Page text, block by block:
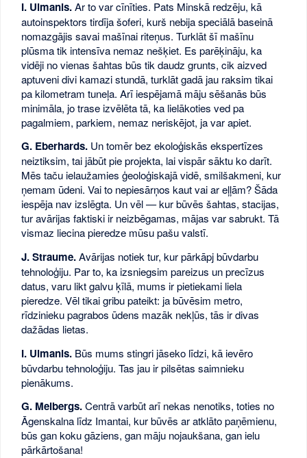
I. Ulmanis.Ar to var cīnīties. Pats Minskā redzēju, kā
autoinspektors tirdīja šoferi, kurš nebija speciālā baseinā
nomazgājis savai mašīnai riteņus. Turklāt šī mašīnu
plūsma tik intensīva nemaz nešķiet. Es parēķināju, ka
vidēji no vienas šahtas būs tik daudz grunts, cik aizved
aptuveni divi kamazi stundā, turklāt gadā jau raksim tikai
pa kilometram tuneļa. Arī iespējamā māju sēšanās būs
minimāla, jo trase izvēlēta tā, ka lielākoties ved pa
pagalmiem, parkiem, nemaz neriskējot, ja var apiet.
G. Eberhards. Un tomēr bez ekoloģiskās ekspertīzes
neiztiksim, tai jābūt pie projekta, lai vispār sāktu ko darīt.
Mēs taču ielaužamies ģeoloģiskajā vidē, smilšakmeni, kur
ņemam ūdeni. Vai to nepiesārņos kaut vai ar eļļām? Šāda
iespēja nav izslēgta. Un vēl — kur būvēs šahtas, stacijas,
tur avārijas faktiski ir neizbēgamas, mājas var sabrukt. Tā
vismaz liecina pieredze mūsu pašu valstī.
J. Straume.Avārijas notiek tur, kur pārkāpj būvdarbu
tehnoloģiju. Par to, ka izsniegsim pareizus un precīzus
datus, varu likt galvu ķīlā, mums ir pietiekami liela
pieredze. Vēl tikai gribu pateikt: ja būvēsim metro,
rīdzinieku pagrabos ūdens mazāk nekļūs, tās ir divas
dažādas lietas.
I. Ulmanis. Būs mums stingri jāseko līdzi, kā ievēro
būvdarbu tehnoloģiju. Tas jau ir pilsētas saimnieku
pienākums.
G. Melbergs.Centrā varbūt arī nekas nenotiks, toties no
Āgenskalna līdz Imantai, kur būvēs ar atklāto paņēmienu,
būs gan koku gāziens, gan māju nojaukšana, gan ielu
pārkārtošana!